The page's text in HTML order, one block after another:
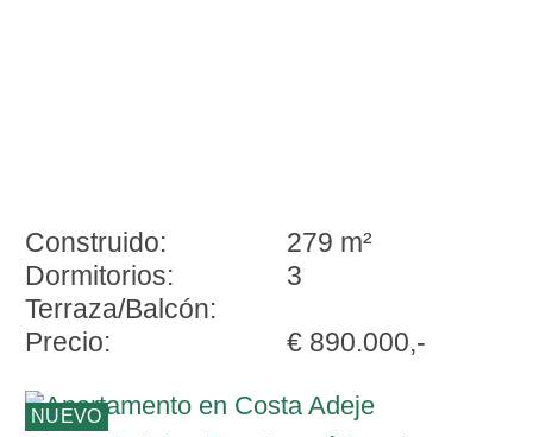
Construido:
279 m²
Dormitorios:
3
Terraza/Balcón:
Precio:
€ 890.000,-
NUEVO